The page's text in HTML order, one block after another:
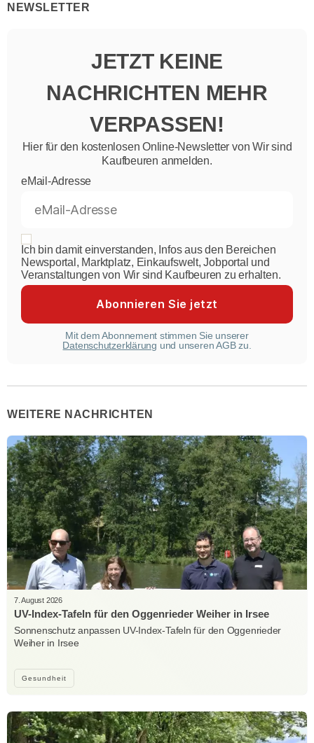
NEWSLETTER
JETZT KEINE
NACHRICHTEN MEHR
VERPASSEN!
Hier für den kostenlosen Online-Newsletter von Wir sind
Kaufbeuren anmelden.
eMail-Adresse
Ich bin damit einverstanden, Infos aus den Bereichen
Newsportal, Marktplatz, Einkaufswelt, Jobportal und
Veranstaltungen von Wir sind Kaufbeuren zu erhalten.
Mit dem Abonnement stimmen Sie unserer
Datenschutzerklärung und unseren AGB zu.
WEITERE NACHRICHTEN
Gesundheit
7. August 2026
UV-Index-Tafeln für den Oggenrieder Weiher in Irsee
Sonnenschutz anpassen UV-Index-Tafeln für den Oggenrieder
Weiher in Irsee